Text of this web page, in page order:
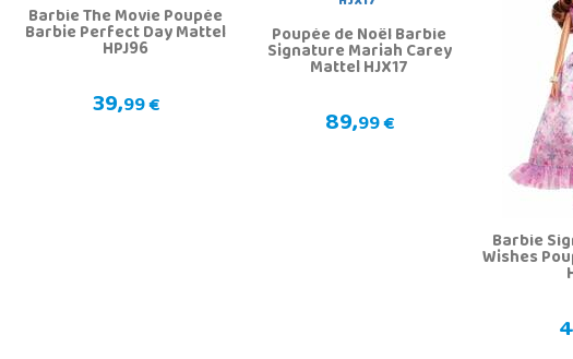
Barbie The Movie Poupée
Barbie Perfect Day Mattel
HPJ96
39,99 €
Poupée de Noël Barbie
Signature Mariah Carey
Mattel HJX17
89,99 €
Barbie
Wishes